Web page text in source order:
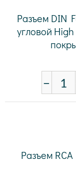
Разъем DIN
угловой
−
Разъем